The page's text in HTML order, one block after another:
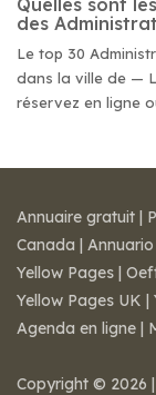
Quelles sont
des
Le top 30
dans la ville de —
réservez en ligne
Annuaire gratuit |
Canada |
Yellow Pages |
Yellow Pages UK |
Agenda en ligne |
Copyright © 2026